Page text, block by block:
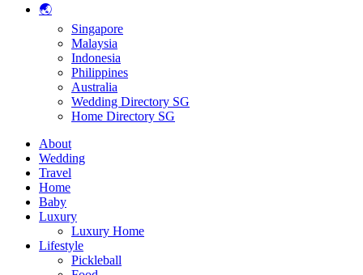
🌏
Singapore
Malaysia
Indonesia
Philippines
Australia
Wedding Directory SG
Home Directory SG
About
Wedding
Travel
Home
Baby
Luxury
Luxury Home
Lifestyle
Pickleball